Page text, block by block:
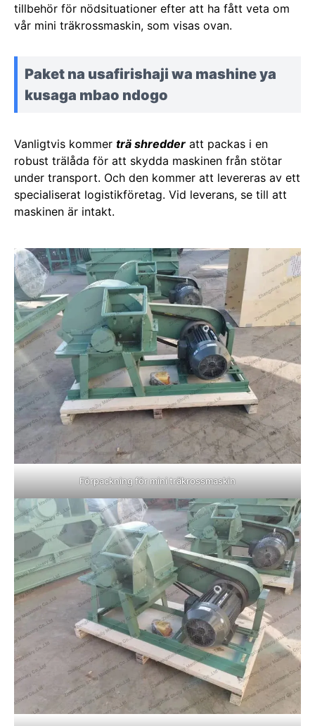
tillbehör för nödsituationer efter att ha fått veta om
vår mini träkrossmaskin, som visas ovan.
Paket na usafirishaji wa mashine ya
kusaga mbao ndogo
Vanligtvis kommer trä shredder att packas i en
robust trälåda för att skydda maskinen från stötar
under transport. Och den kommer att levereras av ett
specialiserat logistikföretag. Vid leverans, se till att
maskinen är intakt.
Förpackning för mini träkrossmaskin